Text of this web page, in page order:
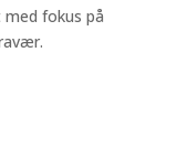
fokus på